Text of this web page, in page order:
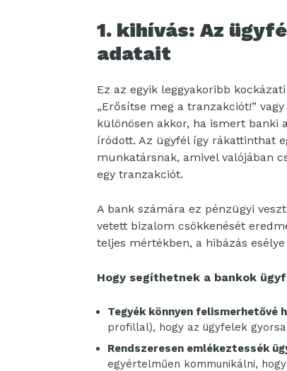
1. kihívás: Az
adatait
Ez az egyik leggyakoribb
„Erősítse meg a tranzakciót!”
különösen akkor, ha ismert banki
íródott. Az ügyfél így rákattinthat
munkatársnak, amivel valójában
egy tranzakciót.
A bank számára ez pénzügyi
vetett bizalom csökkenését
teljes mértékben, a hibázás
Hogy segíthetnek a bankok
Tegyék könnyen
profillal), hogy az ügyfelek
Rendszeresen emlékeztessék
egyértelműen kommunikálni,